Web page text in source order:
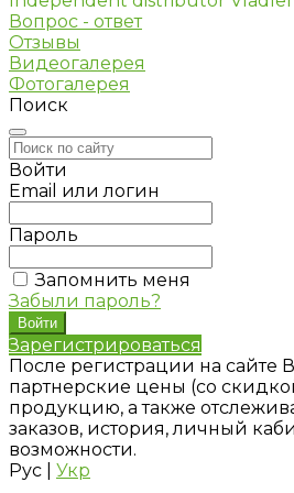
Вопрос - ответ
Отзывы
Видеогалерея
Фотогалерея
Поиск
Войти
Email или логин
Пароль
Запомнить меня
Забыли пароль?
Зарегистрироваться
После регистрации на сайте
партнерские цены (со
продукцию, а также
заказов, история, личный
возможности.
Рус
Укр